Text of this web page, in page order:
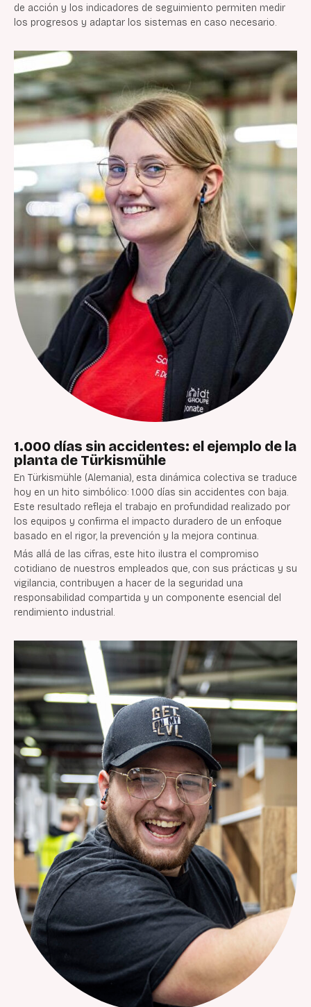
de acción y los indicadores de seguimiento permiten medir
los progresos y adaptar los sistemas en caso necesario.
1.000 días sin accidentes: el ejemplo de la
planta de Türkismühle
En Türkismühle (Alemania), esta dinámica colectiva se traduce
hoy en un hito simbólico: 1.000 días sin accidentes con baja.
Este resultado refleja el trabajo en profundidad realizado por
los equipos y confirma el impacto duradero de un enfoque
basado en el rigor, la prevención y la mejora continua.
Más allá de las cifras, este hito ilustra el compromiso
cotidiano de nuestros empleados que, con sus prácticas y su
vigilancia, contribuyen a hacer de la seguridad una
responsabilidad compartida y un componente esencial del
rendimiento industrial.